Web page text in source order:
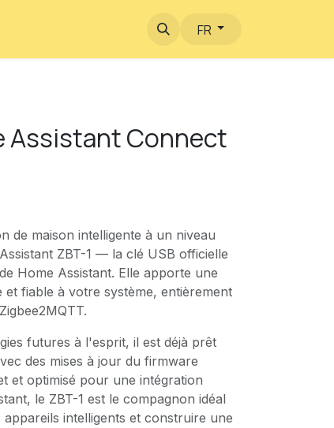
FR
Assistant Connect
de maison intelligente à un niveau
ZBT-1 — la clé USB officielle
Home Assistant. Elle apporte une
et fiable à votre système, entièrement
futures à l'esprit, il est déjà prêt
des mises à jour du firmware
et optimisé pour une intégration
le ZBT-1 est le compagnon idéal
intelligents et construire une